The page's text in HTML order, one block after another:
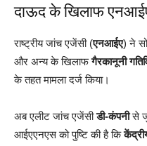
दाऊद के खिलाफ
राष्ट्रीय जांच एजेंसी (एनआईए) ने
और अन्य के खिलाफगैरकानूनी
के तहत मामला दर्ज किया।
अब एलीट जांच एजेंसीडी-कंपनीसे
आईएएनएस को पुष्टि की है कि